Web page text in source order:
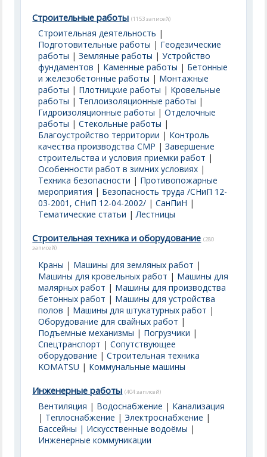
Строительные работы (1153 записей)
Строительная деятельность |
Подготовительные работы | Геодезические
работы |Земляные работы |Устройство
фундаментов | Каменные работы | Бетонные
и железобетонные работы | Монтажные
работы | Плотницкие работы | Кровельные
работы | Теплоизоляционные работы |
Гидроизоляционные работы |Отделочные
работы |Стекольные работы |
Благоустройство территории | Контроль
качества производства СМР |Завершение
строительства и условия приемки работ |
Особенности работ в зимних условиях |
Техника безопасности | Противопожарные
мероприятия | Безопасность труда /СНиП 12-
03-2001, СНиП 12-04-2002/ |СанПиН |
Тематические статьи |Лестницы
Строительная техника и оборудование (280
записей)
Краны | Машины для земляных работ |
Машины для кровельных работ | Машины для
малярных работ | Машины для производства
бетонных работ | Машины для устройства
полов | Машины для штукатурных работ |
Оборудование для свайных работ |
Подъемные механизмы | Погрузчики |
Спецтранспорт |Сопутствующее
оборудование |Строительная техника
KOMATSU | Коммунальные машины
Инженерные работы (404 записей)
Вентиляция | Водоснабжение | Канализация
| Теплоснабжение |Электроснабжение |
Бассейны | Искусственные водоёмы |
Инженерные коммуникации